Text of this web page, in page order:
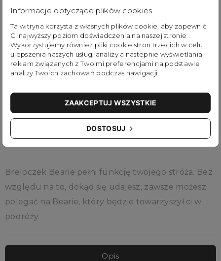
Bearie to sympatyczny brązowy miś, który
przypomina nasze dziecięce pluszaki. Wszystko
zaczyna się w chatce zrobionej z ciastek i słodyczy,
gdzie Bearie mieszka i serdecznie cię przyjmuje.
Spędzasz tam miły czas, podczas którego Bearie
unikać użądleń pszczół podczas zbierania miodu
oraz jak w najbardziej efektywny sposób robić
cukierki, to tylko część magicznych chwil
Breloczek Bearie pełni funkcję twojego stróża. Bez
względu na to, dokąd się udajesz, zawsze możesz
polegać na Bearie, który będzie towarzyszył ci w
podróży.
Opis
Informacje dotyczące plików cookies
Ta witryna korzysta z własnych plików cookie, aby zapewnić
Ci najwyższy poziom doświadczenia na naszej stronie .
Wykorzystujemy również pliki cookie stron trzecich w celu
ulepszenia naszych usług, analizy a nastepnie wyświetlania
reklam związanych z Twoimi preferencjami na podstawie
analizy Twoich zachowań podczas nawigacji.
DOSTOSUJ
ZAAKCEPTUJ WSZYSTKIE